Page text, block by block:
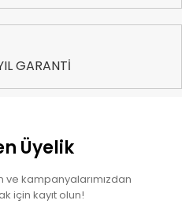
GARANTİ
Üyelik
kampanyalarımızdan
için kayıt olun!